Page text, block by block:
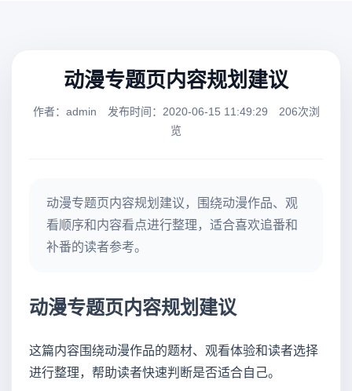
动漫专题页内容规划建议
作者：admin 发布时间：2020-06-15 11:49:29
206次浏
览
动漫专题页内容规划建议，围绕动漫作品、观
看顺序和内容看点进行整理，适合喜欢追番和
补番的读者参考。
动漫专题页内容规划建议
这篇内容围绕动漫作品的题材、观看体验和读者选择
进行整理，帮助读者快速判断是否适合自己。